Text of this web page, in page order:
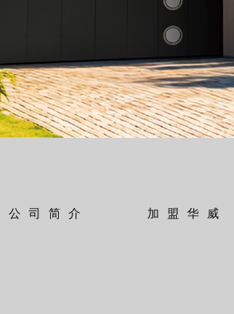
公司简介 加盟华威